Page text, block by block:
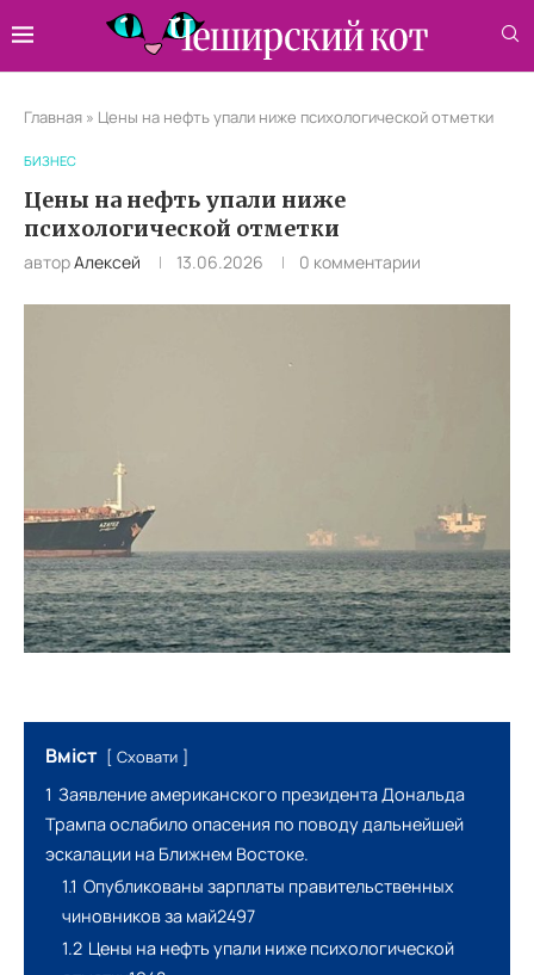
Главная » Цены на нефть упали ниже психологической отметки
БИЗНЕС
Цены на нефть упали ниже
психологической отметки
авторАлексей 13.06.2026 0 комментарии
Вміст Сховати
1 Заявление американского президента Дональда
Трампа ослабило опасения по поводу дальнейшей
эскалации на Ближнем Востоке.
1.1 Опубликованы зарплаты правительственных
чиновников за май2497
1.2 Цены на нефть упали ниже психологической